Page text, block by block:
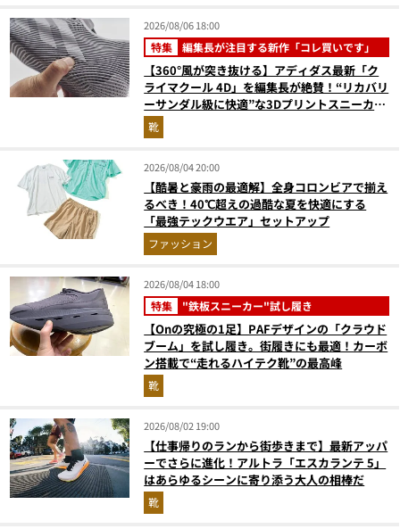
2026/08/06 18:00
特集 編集長が注目する新作「コレ買いです」
【360°風が突き抜ける】アディダス最新「ク
ライマクール 4D」を編集長が絶賛！“リカバリ
ーサンダル級に快適”な3Dプリントスニーカー
『コレ買いです』Vol.173
靴
2026/08/04 20:00
【酷暑と豪雨の最適解】全身コロンビアで揃え
るべき！40℃超えの過酷な夏を快適にする
「最強テックウエア」セットアップ
ファッション
2026/08/04 18:00
特集 "鉄板スニーカー"試し履き
【Onの究極の1足】PAFデザインの「クラウド
ブーム」を試し履き。街履きにも最適！カーボ
ン搭載で“走れるハイテク靴”の最高峰
靴
2026/08/02 19:00
【仕事帰りのランから街歩きまで】最新アッパ
ーでさらに進化！アルトラ「エスカランテ 5」
はあらゆるシーンに寄り添う大人の相棒だ
靴